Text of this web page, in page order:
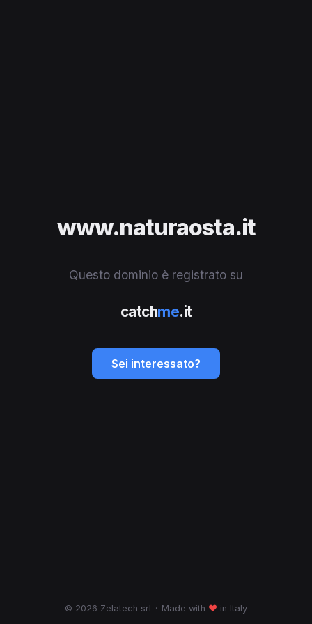
www.naturaosta.it
Questo dominio è registrato su
catchme.it
Sei interessato?
© 2026 Zelatech srl · Made with ♥ in Italy